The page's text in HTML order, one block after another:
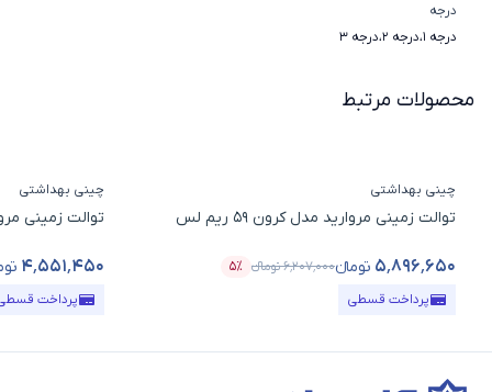
درجه
درجه 1 ،درجه 2 ،درجه 3
محصولات مرتبط
چینی بهداشتی
توالت زمینی مروارید مدل کرون 59 ریم لس
۵٬۸۹۶٬۶۵۰ تومانء۶٬۲۰۷٬۰۰۰تومانء
قیمت محصول
۵٪
درصد تخفیف
پرداخت قسطی
چینی بهداشتی
توالت زمینی
۴٬۵۵۱٬۴۵۰
قیمت محصول
پرداخت